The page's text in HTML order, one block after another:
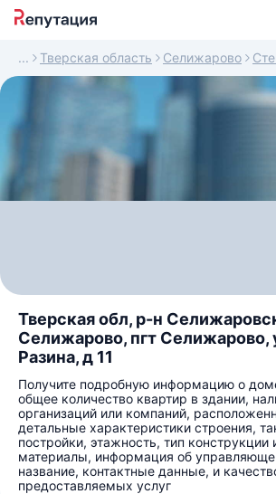
Тверская область Селижарово
Тверская обл, р-н
Селижарово, пгт Селижарово,
Разина, д 11
Получите подробную информацию о
общее количество квартир в здании,
организаций или компаний,
детальные характеристики строения,
постройки, этажность, тип конструкции
материалы, информация об
название, контактные данные, и
предоставляемых услуг